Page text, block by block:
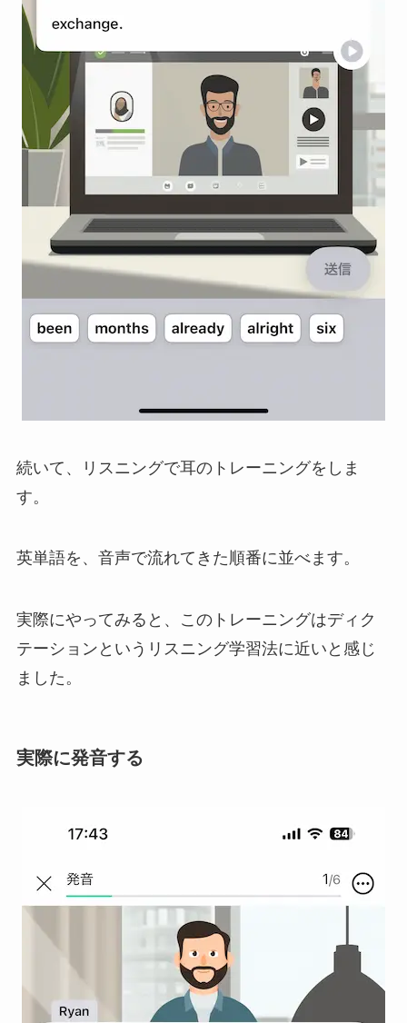
続いて、リスニングで耳のトレーニングをしま
す。
英単語を、音声で流れてきた順番に並べます。
実際にやってみると、このトレーニングはディク
テーションというリスニング学習法に近いと感じ
ました。
実際に発音する